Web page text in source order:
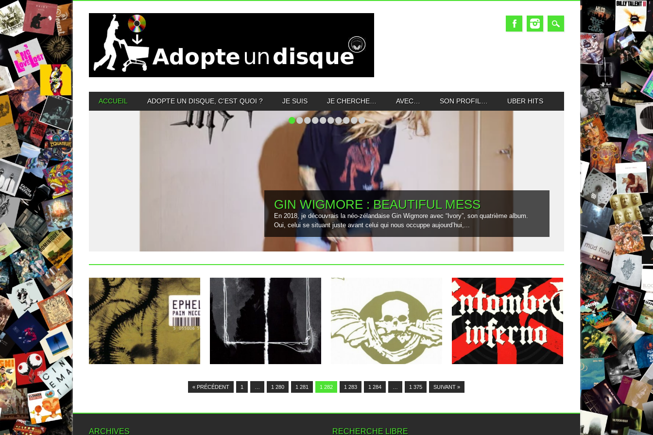
MAIN MENU
ACCUEIL ADOPTE UN DISQUE, C’EST QUOI ? JE SUIS JE CHERCHE… AVEC… SON PROFIL… UBER HITS
••••••••••
GIN WIGMORE : BEAUTIFUL MESS
En 2018, je découvrais la néo-zélandaise Gin Wigmore avec “Ivory”, son quatrième album.
Oui, celui se situant juste avant celui qui nous occuppe aujourd’hui,...
22.09.13
EPHEL DUATH : PAIN
NECESSARY TO KNOW
Tous les fans de metal extrême qui ne
connaîtraient pas encore...
22.09.13
EPHEL DUATH : THE
PAINTER’S PALETTE
J’avoue être passé totalement à côté de
ce groupe transalpin jusqu’ici,...
ENTOMBED : WHEN IN
SODOM
Un ep pour patienter jusqu’au prochain
album longue durée, les suédois...
22.09.13
ENTOMBED : INFERNO
Le Entombed 2003 est un grand cru. Sur
la voie du...
« PRÉCÉDENT 1 1 280 1 281 1 282 1 283 1 284 1 375 SUIVANT »
ARCHIVES RECHERCHE LIBRE